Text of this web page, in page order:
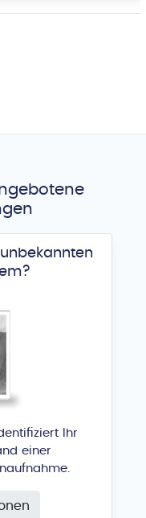
Ihr
einer